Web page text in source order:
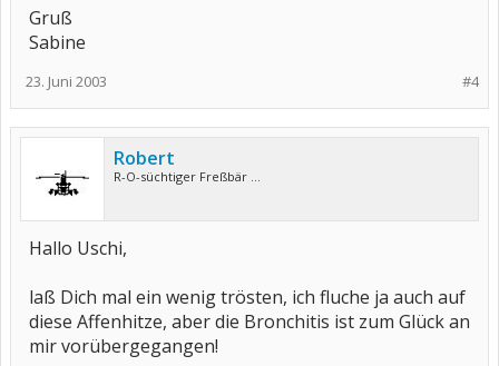
Gruß
Sabine
#4
23. Juni 2003
Robert
R-O-süchtiger Freßbär ...
Hallo Uschi,
laß Dich mal ein wenig trösten, ich fluche ja auch auf
diese Affenhitze, aber die Bronchitis ist zum Glück an
mir vorübergegangen!